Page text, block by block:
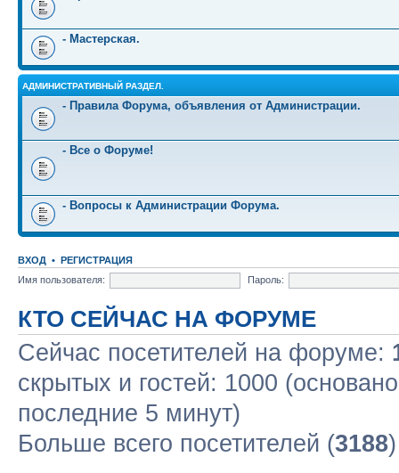
- Мастерская.
АДМИНИСТРАТИВНЫЙ РАЗДЕЛ.
- Правила Форума, объявления от Администрации.
- Все о Форуме!
- Вопросы к Администрации Форума.
ВХОД • РЕГИСТРАЦИЯ
Имя пользователя:
Пароль:
КТО СЕЙЧАС НА ФОРУМЕ
Сейчас посетителей на форуме:
скрытых и гостей: 1000
последние 5 минут)
Больше всего посетителей (3188